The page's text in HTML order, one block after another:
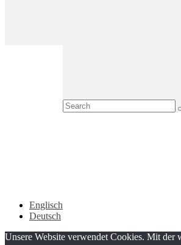
Englisch
Deutsch
Unsere Website verwendet Cookies. Mit der